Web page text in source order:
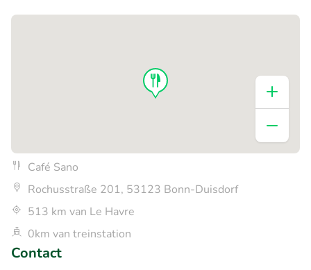
Café Sano
Rochusstraße 201, 53123 Bonn-Duisdorf
513 km van Le Havre
0km van treinstation
Contact